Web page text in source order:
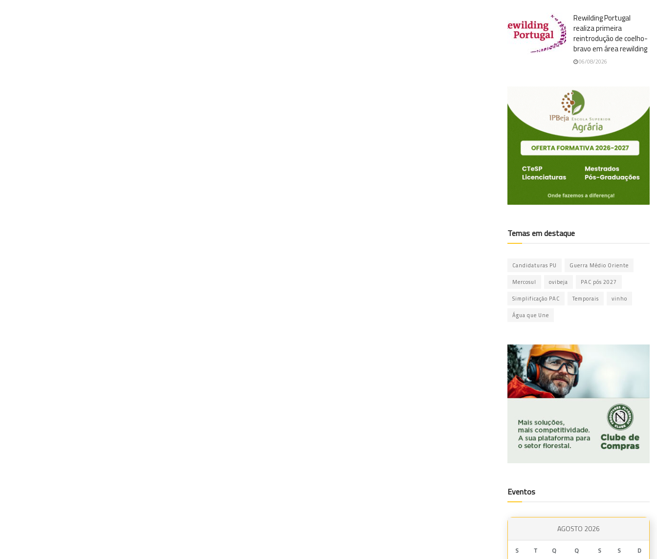
Rewilding Portugal
realiza primeira
reintrodução de coelho-
bravo em área rewilding
06/08/2026
Temas em destaque
Candidaturas PU Guerra Médio Oriente
Mercosul ovibeja PAC pós 2027
Simplificação PAC Temporais vinho
Água que Une
Eventos
AGOSTO 2026
S T Q Q S S D